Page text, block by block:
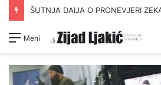
ŠUTNJA DAIJA O PRONEVJERI
Meni